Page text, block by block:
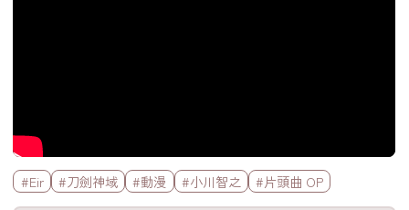
標籤欄
#Eir #刀劍神域 #動漫 #小川智之 #片頭曲 OP